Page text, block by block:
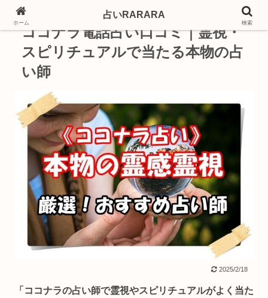
PR
ココナラ電話占い口コミ｜霊視・
スピリチュアルで当たる本物の占
い師
2025/2/18
「ココナラの占い師で霊視やスピリチュアルがよく当た
ホーム
占いRARARA
検索